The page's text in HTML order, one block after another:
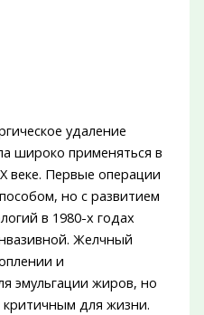
удаление
широко применяться в
веке. Первые операции
но с развитием
в 1980-х годах
Желчный
и
эмульгации жиров, но
критичным для жизни.